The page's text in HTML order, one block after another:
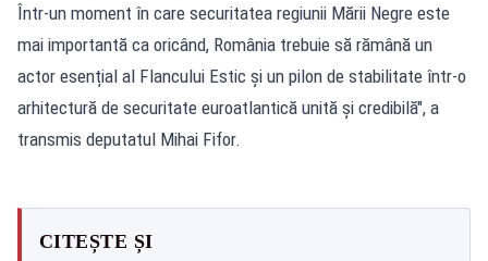
Într-un moment în care securitatea regiunii Mării Negre este
mai importantă ca oricând, România trebuie să rămână un
actor esențial al Flancului Estic și un pilon de stabilitate într-o
arhitectură de securitate euroatlantică unită și credibilă", a
transmis deputatul Mihai Fifor.
CITEȘTE ȘI